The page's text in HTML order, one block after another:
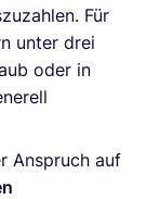
Für
unter drei
oder in
Anspruch auf